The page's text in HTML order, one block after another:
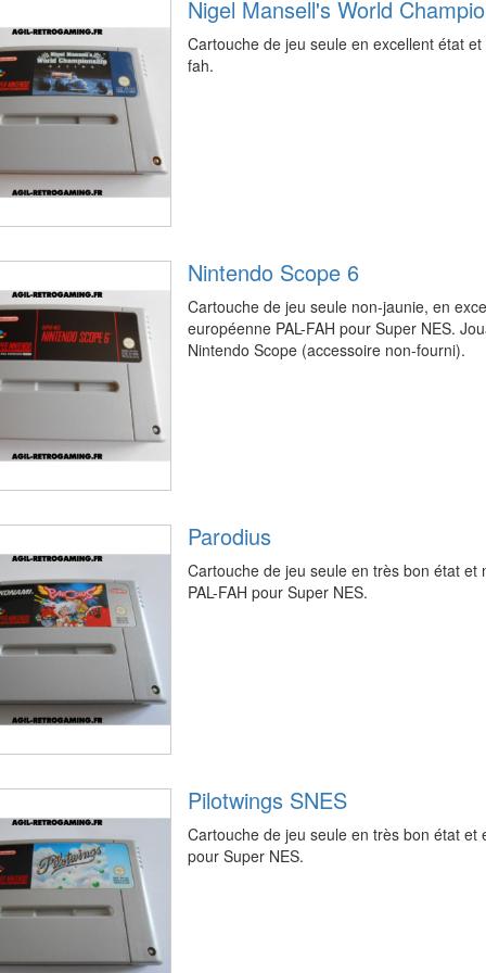
Nigel Mansell's World
Cartouche de jeu seule en excellent état
fah.
Nintendo Scope 6
Cartouche de jeu seule non-jaunie, en
européenne PAL-FAH pour Super NES.
Nintendo Scope (accessoire non-fourni).
Parodius
Cartouche de jeu seule en très bon état
PAL-FAH pour Super NES.
Pilotwings SNES
Cartouche de jeu seule en très bon état et
pour Super NES.